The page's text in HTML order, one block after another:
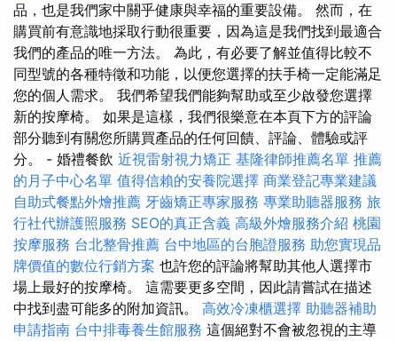
品，也是我們家中關乎健康與幸福的重要設備。 然而，在
購買前有意識地採取行動很重要，因為這是我們找到最適合
我們的產品的唯一方法。 為此，有必要了解並值得比較不
同型號的各種特徵和功能，以便您選擇的扶手椅一定能滿足
您的個人需求。 我們希望我們能夠幫助或至少啟發您選擇
新的按摩椅。 如果是這樣，我們很樂意在本頁下方的評論
部分聽到有關您所購買產品的任何回饋、評論、體驗或評
分。 - 婚禮餐飲 近視雷射視力矯正 基隆律師推薦名單 推薦
的月子中心名單 值得信賴的安養院選擇 商業登記專業建議
自助式餐點外燴推薦 牙齒矯正專家服務 專業助聽器服務 旅
行社代辦護照服務 SEO的真正含義 高級外燴服務介紹 桃園
按摩服務 台北整骨推薦 台中地區的台胞證服務 助您實現品
牌價值的數位行銷方案 也許您的評論將幫助其他人選擇市
場上最好的按摩椅。 這需要更多空間，因此請嘗試在描述
中找到盡可能多的附加資訊。 高效冷凍櫃選擇 助聽器補助
申請指南 台中排毒養生館服務 這個絕對不會被忽視的主導